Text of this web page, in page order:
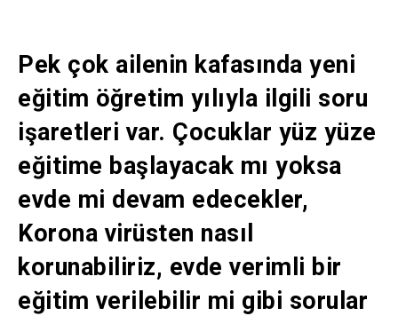
Pek çok ailenin kafasında yeni
eğitim öğretim yılıyla ilgili soru
işaretleri var. Çocuklar yüz yüze
eğitime başlayacak mı yoksa
evde mi devam edecekler,
Korona virüsten nasıl
korunabiliriz, evde verimli bir
eğitim verilebilir mi gibi sorular